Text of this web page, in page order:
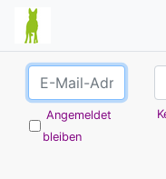
Angemeldet
bleiben